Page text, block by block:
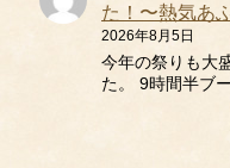
た！〜熱気あ
2026年8月5日
今年の祭りも大
た。 9時間半ブ